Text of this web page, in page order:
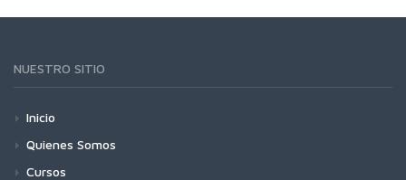
NUESTRO SITIO
Inicio
Quienes Somos
Cursos